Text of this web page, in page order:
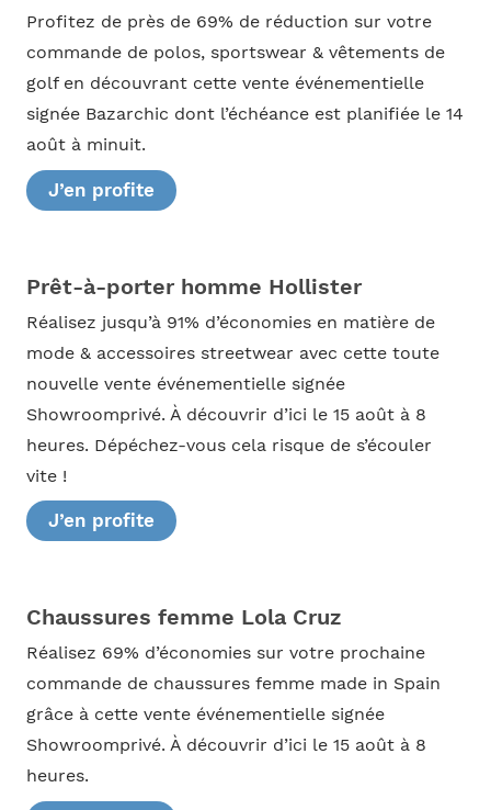
Profitez de près de 69% de réduction sur votre
commande de polos, sportswear & vêtements de
golf en découvrant cette vente événementielle
signée Bazarchic dont l’échéance est planifiée le 14
août à minuit.
J’en profite
Prêt-à-porter homme Hollister
Réalisez jusqu’à 91% d’économies en matière de
mode & accessoires streetwear avec cette toute
nouvelle vente événementielle signée
Showroomprivé. À découvrir d’ici le 15 août à 8
heures. Dépéchez-vous cela risque de s’écouler
vite !
J’en profite
Chaussures femme Lola Cruz
Réalisez 69% d’économies sur votre prochaine
commande de chaussures femme made in Spain
grâce à cette vente événementielle signée
Showroomprivé. À découvrir d’ici le 15 août à 8
heures.